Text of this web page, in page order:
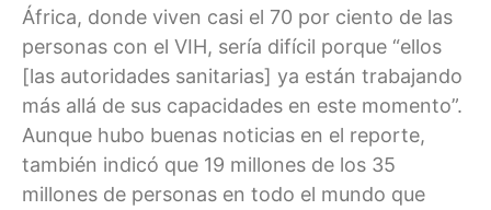
África, donde viven casi el 70 por ciento de las
personas con el VIH, sería difícil porque “ellos
[las autoridades sanitarias] ya están trabajando
más allá de sus capacidades en este momento”.
Aunque hubo buenas noticias en el reporte,
también indicó que 19 millones de los 35
millones de personas en todo el mundo que